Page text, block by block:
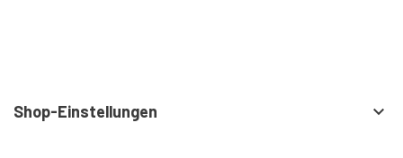
Shop-Einstellungen 